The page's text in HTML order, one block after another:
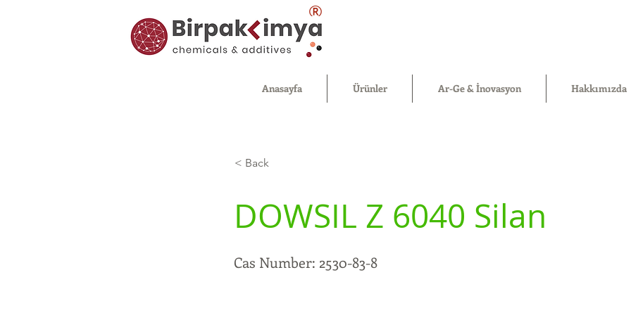
®
Anasayfa Ürünler Ar-Ge & İnovasyon Hakkımızda
< Back
DOWSIL Z 6040 Silan
Cas Number: 2530-83-8